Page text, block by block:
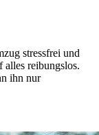
stressfrei und
alles reibungslos.
ihn nur